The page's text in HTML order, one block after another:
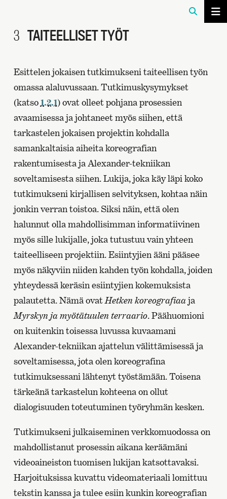
3 TAITEELLISET TYÖT
Esittelen jokaisen tutkimukseni taiteellisen työn
omassa alaluvussaan. Tutkimuskysymykset
(katso1.2.1) ovat olleet pohjana prosessien
avaamisessa ja johtaneet myös siihen, että
tarkastelen jokaisen projektin kohdalla
samankaltaisia aiheita koreografian
rakentumisesta ja Alexander-tekniikan
soveltamisesta siihen. Lukija, joka käy läpi koko
tutkimukseni kirjallisen selvityksen, kohtaa näin
jonkin verran toistoa. Siksi näin, että olen
halunnut olla mahdollisimman informatiivinen
myös sille lukijalle, joka tutustuu vain yhteen
taiteelliseen projektiin. Esiintyjien ääni pääsee
myös näkyviin niiden kahden työn kohdalla, joiden
yhteydessä keräsin esiintyjien kokemuksista
palautetta. Nämä ovat Hetken koreografiaaja
Myrskyn ja myötätuulen terraario. Päähuomioni
on kuitenkin toisessa luvussa kuvaamani
Alexander-tekniikan ajattelun välittämisessä ja
soveltamisessa, jota olen koreografina
tutkimuksessani lähtenyt työstämään. Toisena
tärkeänä tarkastelun kohteena on ollut
dialogisuuden toteutuminen työryhmän kesken.
Tutkimukseni julkaiseminen verkkomuodossa on
mahdollistanut prosessin aikana keräämäni
videoaineiston tuomisen lukijan katsottavaksi.
Harjoituksissa kuvattu videomateriaali lomittuu
tekstin kanssa ja tulee esiin kunkin koreografian